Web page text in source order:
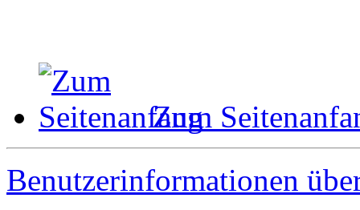
Zum
Benutzerinformationen